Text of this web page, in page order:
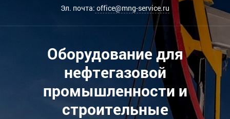
Эл. почта: office@mng-service.ru
Оборудование для
нефтегазовой
промышленности и
строительные